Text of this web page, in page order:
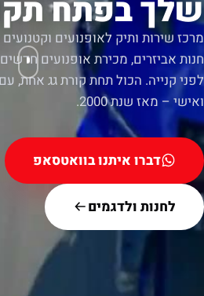
שלך בפתח
מרכז שירות ותיק לאופנועים
חנות אביזרים, מכירת אופנועים חדשים
לפני קנייה. הכול תחת קורת גג אחת,
ואישי – מאז שנת 2000.
דברו איתנו בוואטסאפ
לחנות ולדגמים